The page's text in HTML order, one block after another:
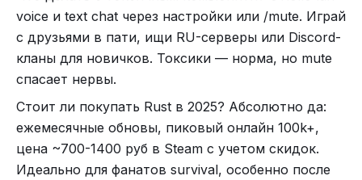
voice и text chat через настройки или /mute. Играй
с друзьями в пати, ищи RU-серверы или Discord-
кланы для новичков. Токсики — норма, но mute
спасает нервы.
Стоит ли покупать Rust в 2025? Абсолютно да:
ежемесячные обновы, пиковый онлайн 100k+,
цена ~700-1400 руб в Steam с учетом скидок.
Идеально для фанатов survival, особенно после